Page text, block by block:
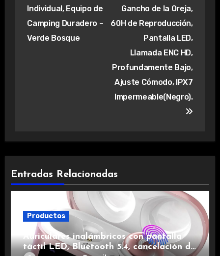
Individual, Equipo de
Camping Duradero –
Verde Bosque
Gancho de la Oreja,
60H de Reproducción,
Pantalla LED,
Llamada ENC HD,
Profundamente Bajo,
Ajuste Cómodo, IPX7
Impermeable(Negro).
Entradas Relacionadas
Productos
Auriculares inalámbricos con pantalla
táctil LED, Bluetooth 5.4, cancelación de